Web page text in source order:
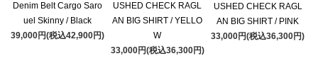
Denim Belt Cargo Saro
uel Skinny / Black
39,000円(税込42,900円)
USHED CHECK RAGL
AN BIG SHIRT / YELLO
W
33,000円(税込36,300円)
USHED CHECK RAGL
AN BIG SHIRT / PINK
33,000円(税込36,300円)